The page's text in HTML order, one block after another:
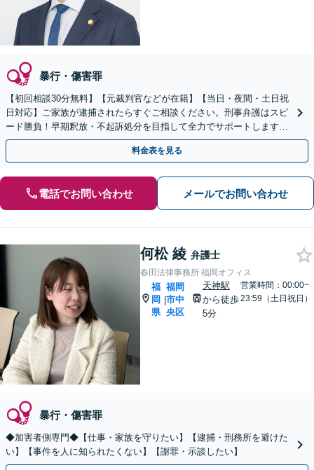
暴行・傷害罪
【初回相談30分無料】【元裁判官などが在籍】【当日・夜間・土日祝
日対応】ご家族が逮捕されたらすぐご相談ください。刑事弁護はスピ
ード勝負！早期釈放・不起訴処分を目指して全力でサポートします。
【スピード対応】
料金表を見る
電話でお問い合わせ メールでお問い合わせ
何松 綾 弁護士
春田法律事務所 福岡オフィス
福
岡
県
|
福岡
市中
央区
天神駅
から徒歩
5分
営業時間：00:00~
23:59（土日祝日）
暴行・傷害罪
◆加害者側専門◆【仕事・家族を守りたい】【逮捕・刑務所を避けた
い】【事件を人に知られたくない】【謝罪・示談したい】